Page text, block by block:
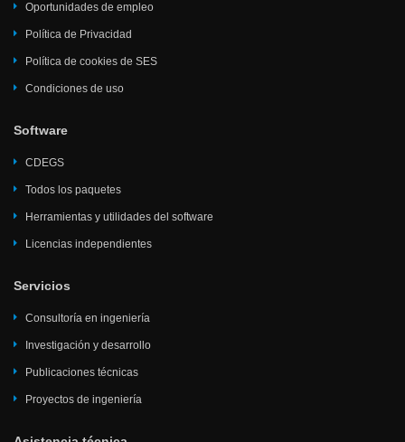
Oportunidades de empleo
Política de Privacidad
Política de cookies de SES
Condiciones de uso
Software
CDEGS
Todos los paquetes
Herramientas y utilidades del software
Licencias independientes
Servicios
Consultoría en ingeniería
Investigación y desarrollo
Publicaciones técnicas
Proyectos de ingeniería